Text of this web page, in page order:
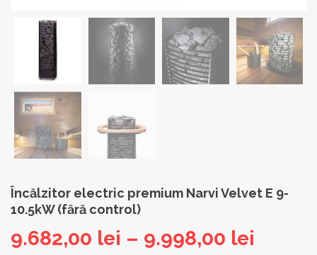
Încălzitor electric premium Narvi Velvet E 9-
10.5kW (fără control)
9.682,00 lei – 9.998,00 lei